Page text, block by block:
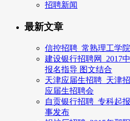
招聘新闻
最新文章
信控招聘_常熟理工学
建设银行招聘网_2017
报名指导 图文结合
天津应届生招聘_天津
应届生招聘会
自贡银行招聘_专科起
事发布